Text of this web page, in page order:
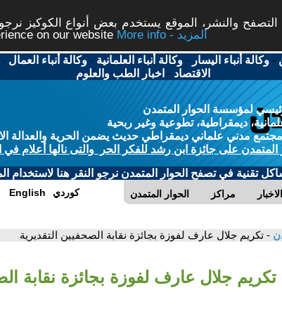
والنشر، الموقع يستخدم بعض أنواع الكوكيز
on our website
More info - المزيد
-وكالة أنباء اليسار -وكالة أنباء العلمانية -وكالة أنباء العمال
الاقتصاد - اخبار الطب والعلوم
لمؤسسة الحوار المتمدن
ديمقراطية، تطوعية وغير ربحية
مدني علماني ديمقراطي حديث يضمن الحرية والعدالة
المتمدن على جائزة ابن رشد للفكر الحر والتى نالها أعلام في
تقنية في تصفح الحوار المتمدن نرجو النقر هنا لاستخدام
الحوار المتمدن مراكز الاخبار English كوردي
- تكريم جلال عارف لفوزة بجائزة نقابة الصحفيين التقديرية
تكريم جلال عارف لفوزة بجائزة نقابة